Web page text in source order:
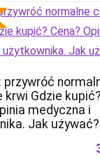
przywróć
krwi Gdzie kupić?
medyczna i
Jak używać?